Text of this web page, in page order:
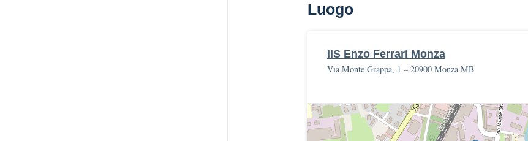
Luogo
IIS Enzo Ferrari Monza
Via Monte Grappa, 1 – 20900 Monza MB